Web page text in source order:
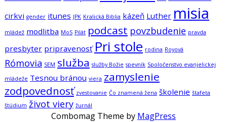
cirkvi gender itunes JPK Kralická Biblia kázeň Luther misia
mládež modlitba MoS Pilát podcast povzbudenie pravda
presbyter pripravenosť Pri stole rodina Royová
Rómovia SEM služba služby Božie spevník Spoločenstvo evanjelickej
mládeže Tesnou bránou viera zamyslenie
zodpovednosť zvestovanie Čo znamená žena školenie štafeta
štúdium život viery žurnál
Combomag Theme by MagPress